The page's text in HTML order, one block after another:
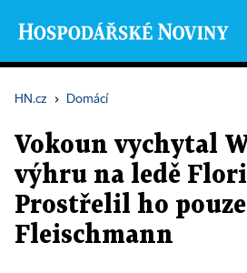
HN.cz › Domácí
Vokoun vychytal
výhru na ledě
Prostřelil ho pouze
Fleischmann